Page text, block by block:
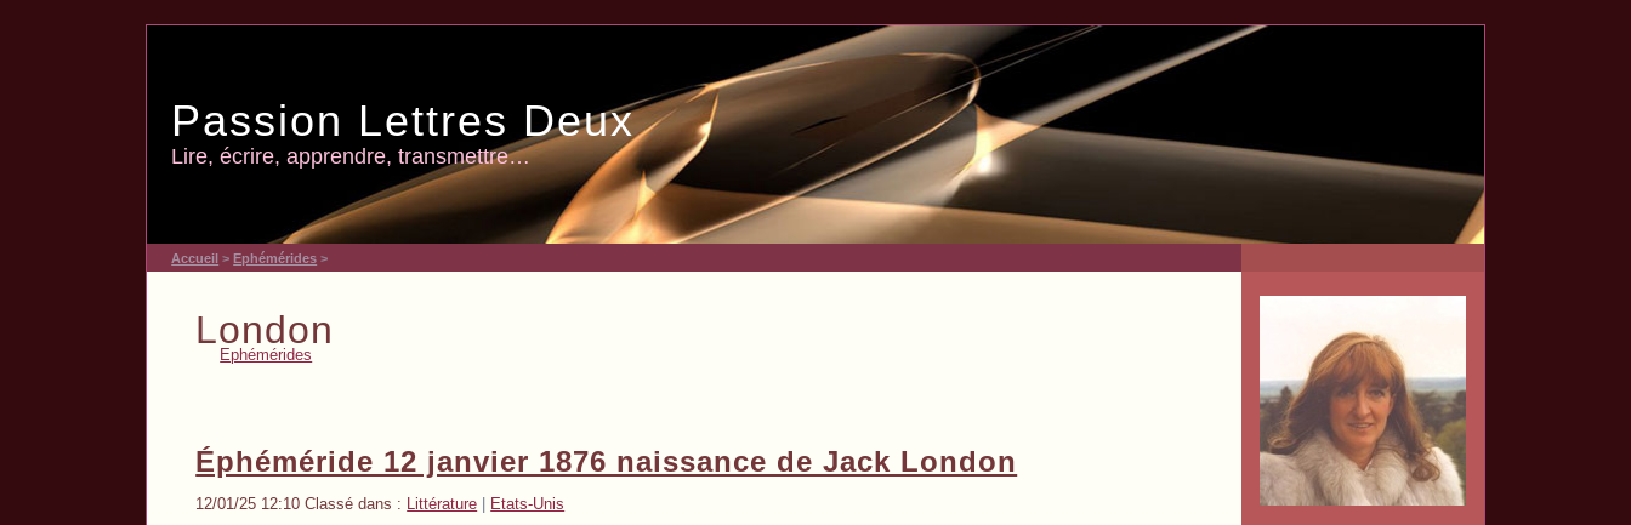
Passion Lettres Deux
Lire, écrire, apprendre, transmettre…
Accueil >Ephémérides >
London
Ephémérides
Éphéméride 12 janvier 1876 naissance de Jack London
12/01/25 12:10 Classé dans : Littérature
Etats-Unis